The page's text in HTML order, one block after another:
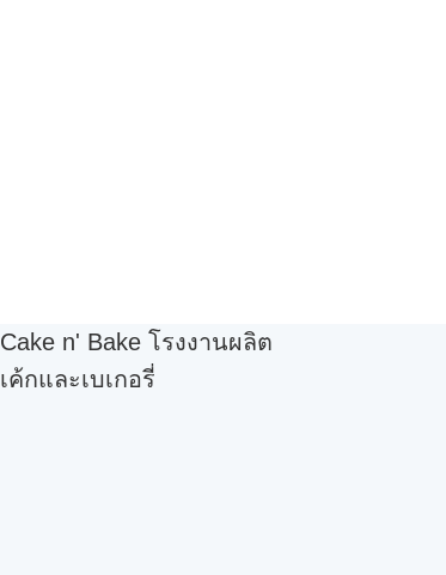
Cake n' Bake โรงงานผลิต
เค้กและเบเกอรี่